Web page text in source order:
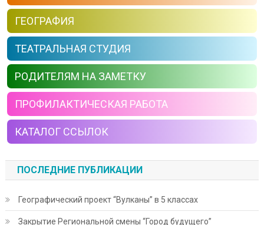
ГЕОГРАФИЯ
ТЕАТРАЛЬНАЯ СТУДИЯ
РОДИТЕЛЯМ НА ЗАМЕТКУ
ПРОФИЛАКТИЧЕСКАЯ РАБОТА
КАТАЛОГ ССЫЛОК
ПОСЛЕДНИЕ ПУБЛИКАЦИИ
Географический проект “Вулканы” в 5 классах
Закрытие Региональной смены “Город будущего”